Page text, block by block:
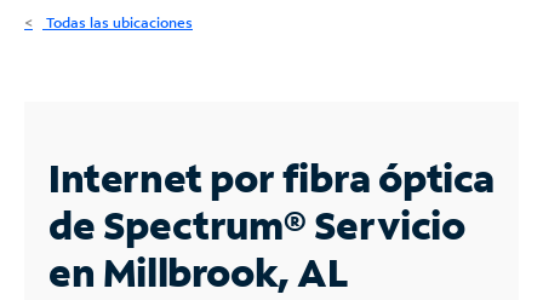
Business
Contáctanos
Todas las ubicaciones
Internet por fibra óptica
de Spectrum®Servicio
en Millbrook, AL